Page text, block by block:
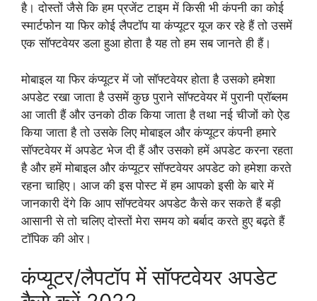
है। दोस्तों जैसे कि हम प्रजेंट टाइम में किसी भी कंपनी का कोई
स्मार्टफोन या फिर कोई लैपटॉप या कंप्यूटर यूज कर रहे हैं तो उसमें
एक सॉफ्टवेयर डला हुआ होता है यह तो हम सब जानते ही हैं।
मोबाइल या फिर कंप्यूटर में जो सॉफ्टवेयर होता है उसको हमेशा
अपडेट रखा जाता है उसमें कुछ पुराने सॉफ्टवेयर में पुरानी प्रॉब्लम
आ जाती हैं और उनको ठीक किया जाता है तथा नई चीजों को ऐड
किया जाता है तो उसके लिए मोबाइल और कंप्यूटर कंपनी हमारे
सॉफ्टवेयर में अपडेट भेज दी हैं और उसको हमें अपडेट करना रहता
है और हमें मोबाइल और कंप्यूटर सॉफ्टवेयर अपडेट को हमेशा करते
रहना चाहिए। आज की इस पोस्ट में हम आपको इसी के बारे में
जानकारी देंगे कि आप सॉफ्टवेयर अपडेट कैसे कर सकते हैं बड़ी
आसानी से तो चलिए दोस्तों मेरा समय को बर्बाद करते हुए बढ़ते हैं
टॉपिक की ओर।
कंप्यूटर/लैपटॉप में सॉफ्टवेयर अपडेट